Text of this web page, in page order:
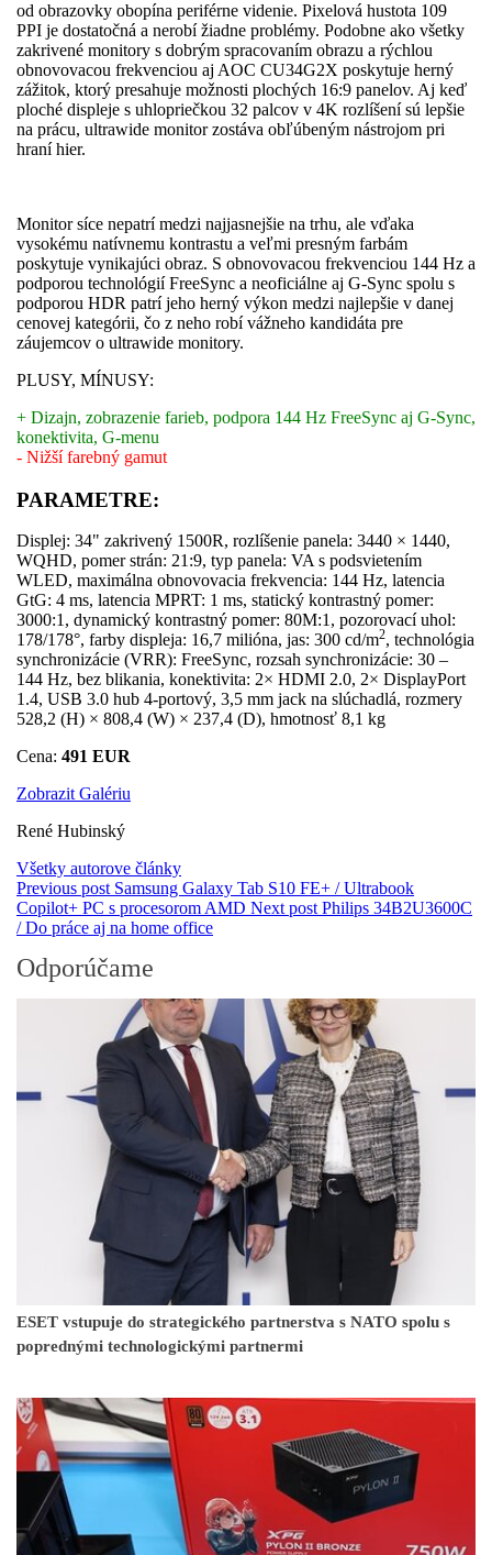
od obrazovky obopína periférne videnie. Pixelová hustota 109
PPI je dostatočná a nerobí žiadne problémy. Podobne ako všetky
zakrivené monitory s dobrým spracovaním obrazu a rýchlou
obnovovacou frekvenciou aj AOC CU34G2X poskytuje herný
zážitok, ktorý presahuje možnosti plochých 16:9 panelov. Aj keď
ploché displeje s uhlopriečkou 32 palcov v 4K rozlíšení sú lepšie
na prácu, ultrawide monitor zostáva obľúbeným nástrojom pri
hraní hier.
Monitor síce nepatrí medzi najjasnejšie na trhu, ale vďaka
vysokému natívnemu kontrastu a veľmi presným farbám
poskytuje vynikajúci obraz. S obnovovacou frekvenciou 144 Hz a
podporou technológií FreeSync a neoficiálne aj G-Sync spolu s
podporou HDR patrí jeho herný výkon medzi najlepšie v danej
cenovej kate­górii, čo z neho robí vážneho kandidáta pre
záujemcov o ultrawide monitory.
PLUSY, MÍNUSY:
+ Dizajn, zobrazenie farieb, podpora 144 Hz FreeSync aj G-Sync,
konektivita, G-menu
- Nižší farebný gamut
PARAMETRE:
Displej: 34" zakrivený 1500R, rozlíšenie p­anela: 3440 × 1440,
WQHD, pomer strán: 21:9, typ ­panela: VA s podsvietením
WLED, maximálna obnovovacia frekvencia: 144 Hz, latencia
GtG: 4 ms, latencia MPRT: 1 ms, statický kontrastný pomer:
3000:1, dynamický kontrastný pomer: 80M:1, pozorovací uhol:
178/178°, farby displeja: 16,7 mi­lióna, jas: 300 cd/m2, technológia
synchronizácie (VRR): FreeSync, rozsah synchronizácie: 30 –
144 Hz, bez blikania, konektivita: 2× HDMI 2.0, 2× DisplayPort
1.4, USB 3.0 hub 4-portový, 3,5 mm jack na slúchadlá, rozmery
528,2 (H) × 808,4 (W) × 237,4 (D), hmotnosť 8,1 kg
Cena: 491 EUR
Zobrazit Galériu
René Hubinský
Všetky autorove články
Previous post Samsung Galaxy Tab S10 FE+ / Ultrabook
Copilot+ PC s procesorom AMD Next post Philips 34B2U3600C
/ Do práce aj na home office
Odporúčame
ESET vstupuje do strategického partnerstva s NATO spolu s
poprednými technologickými partnermi